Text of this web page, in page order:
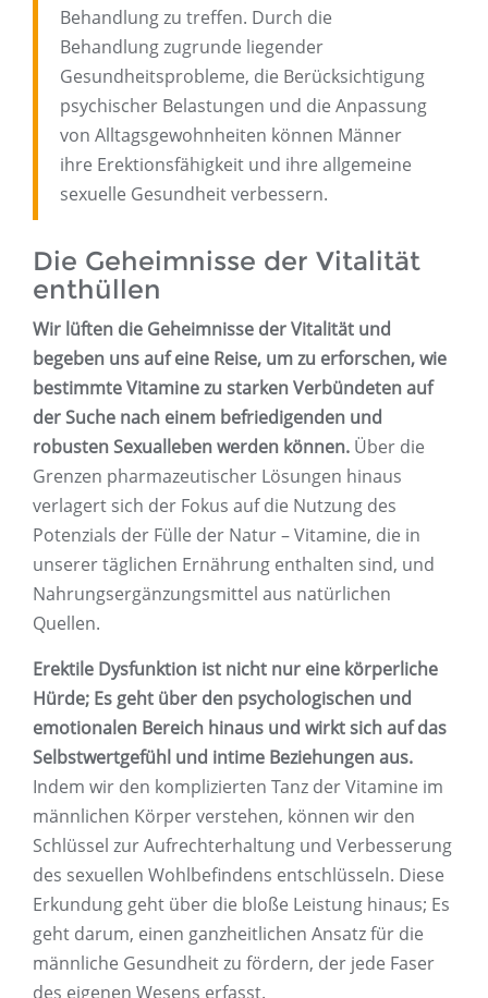
Behandlung zu treffen. Durch die
Behandlung zugrunde liegender
Gesundheitsprobleme, die Berücksichtigung
psychischer Belastungen und die Anpassung
von Alltagsgewohnheiten können Männer
ihre Erektionsfähigkeit und ihre allgemeine
sexuelle Gesundheit verbessern.
Die Geheimnisse der Vitalität
enthüllen
Wir lüften die Geheimnisse der Vitalität und
begeben uns auf eine Reise, um zu erforschen, wie
bestimmte Vitamine zu starken Verbündeten auf
der Suche nach einem befriedigenden und
robusten Sexualleben werden können. Über die
Grenzen pharmazeutischer Lösungen hinaus
verlagert sich der Fokus auf die Nutzung des
Potenzials der Fülle der Natur – Vitamine, die in
unserer täglichen Ernährung enthalten sind, und
Nahrungsergänzungsmittel aus natürlichen
Quellen.
Erektile Dysfunktion ist nicht nur eine körperliche
Hürde; Es geht über den psychologischen und
emotionalen Bereich hinaus und wirkt sich auf das
Selbstwertgefühl und intime Beziehungen aus.
Indem wir den komplizierten Tanz der Vitamine im
männlichen Körper verstehen, können wir den
Schlüssel zur Aufrechterhaltung und Verbesserung
des sexuellen Wohlbefindens entschlüsseln. Diese
Erkundung geht über die bloße Leistung hinaus; Es
geht darum, einen ganzheitlichen Ansatz für die
männliche Gesundheit zu fördern, der jede Faser
des eigenen Wesens erfasst.